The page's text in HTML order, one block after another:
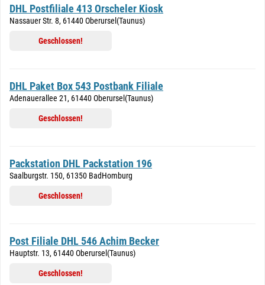
DHL Postfiliale 413 Orscheler Kiosk
Nassauer Str. 8, 61440 Oberursel(Taunus)
Geschlossen!
DHL Paket Box 543 Postbank Filiale
Adenauerallee 21, 61440 Oberursel(Taunus)
Geschlossen!
Packstation DHL Packstation 196
Saalburgstr. 150, 61350 BadHomburg
Geschlossen!
Post Filiale DHL 546 Achim Becker
Hauptstr. 13, 61440 Oberursel(Taunus)
Geschlossen!